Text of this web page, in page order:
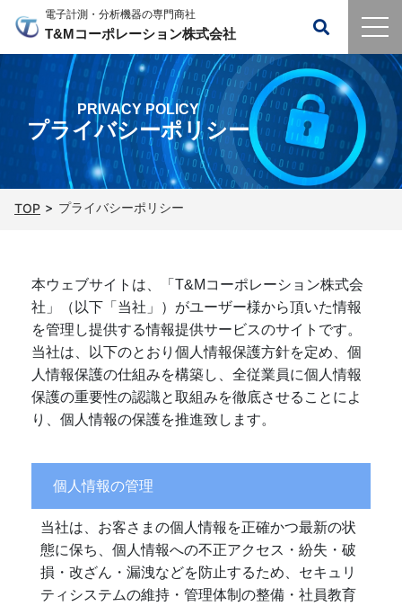
電子計測・分析機器の専門商社
T&Mコーポレーション株式会社
PRIVACY POLICY
プライバシーポリシー
TOP プライバシーポリシー
本ウェブサイトは、「T&Mコーポレーション株式会
社」（以下「当社」）がユーザー様から頂いた情報
を管理し提供する情報提供サービスのサイトです。
当社は、以下のとおり個人情報保護方針を定め、個
人情報保護の仕組みを構築し、全従業員に個人情報
保護の重要性の認識と取組みを徹底させることによ
り、個人情報の保護を推進致します。
個人情報の管理
当社は、お客さまの個人情報を正確かつ最新の状
態に保ち、個人情報への不正アクセス・紛失・破
損・改ざん・漏洩などを防止するため、セキュリ
ティシステムの維持・管理体制の整備・社員教育